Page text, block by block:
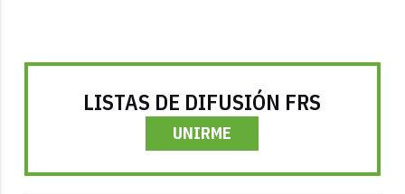
LISTAS DE DIFUSIÓN FRS
UNIRME